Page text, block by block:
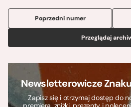
Poprzedni numer
Przeglądaj
Newsletterowicze
Zapisz się i otrzymaj dostęp do